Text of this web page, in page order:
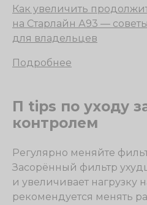
Как увеличить
на Старлайн А93 —
для владельцев
Подробнее
П tips по уходу
контролем
Регулярно меняйте
Засорённый фильтр
и увеличивает нагрузку
рекомендуется менять